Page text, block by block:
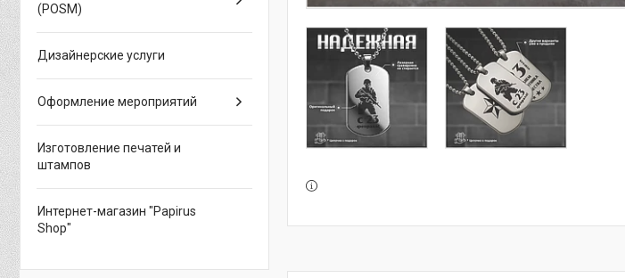
(POSM)
Дизайнерские услуги
Оформление мероприятий
Изготовление печатей и
штампов
Интернет-магазин "Papirus
Shop"